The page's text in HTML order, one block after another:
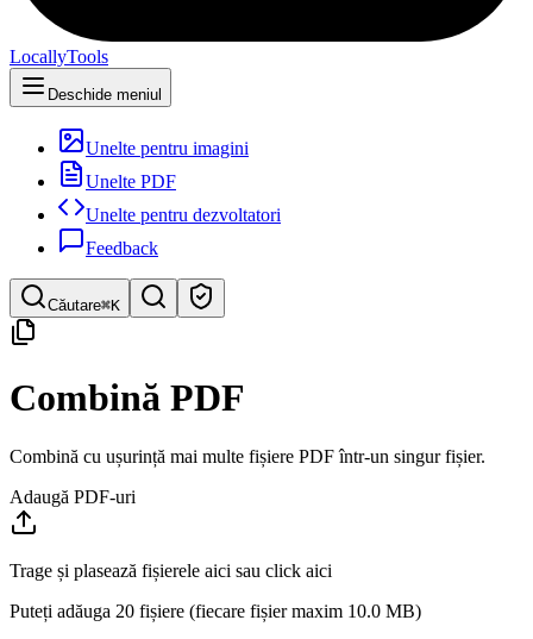
LocallyTools
Deschide meniul
Unelte pentru imagini
Unelte PDF
Unelte pentru dezvoltatori
Feedback
Căutare⌘K
Caută instrumente
Căutare rapidă a instrumentelor
Combină PDF
Combină cu ușurință mai multe fișiere PDF într-un singur fișier.
Adaugă PDF-uri
Trage și plasează fișierele aici sau click aici
Puteți adăuga 20 fișiere (fiecare fișier maxim 10.0 MB)